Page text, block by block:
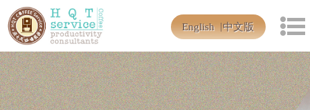
English 中文版